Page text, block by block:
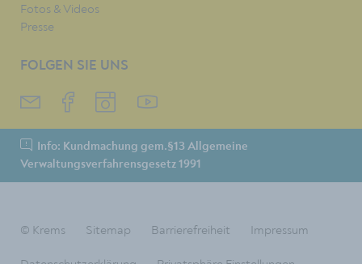
Fotos & Videos
Presse
FOLGEN SIE UNS
Info: Kundmachung gem.§13 Allgemeine
Verwaltungsverfahrensgesetz 1991
© Krems Sitemap Barrierefreiheit Impressum